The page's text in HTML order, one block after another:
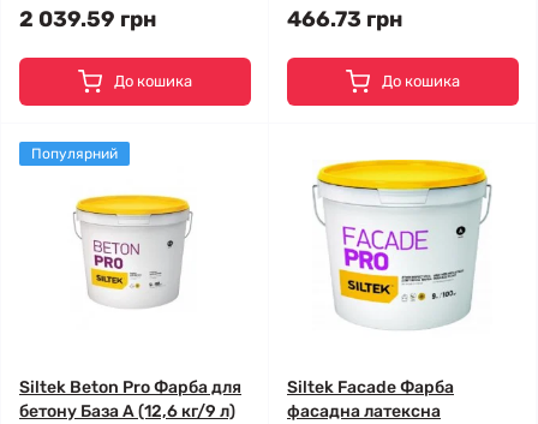
2 039.59 грн
До кошика
466.73 грн
До кошика
Популярний
Siltek Beton Pro Фарба для
бетону База А (12,6 кг/9 л)
Siltek Facade Фарба
фасадна латексна